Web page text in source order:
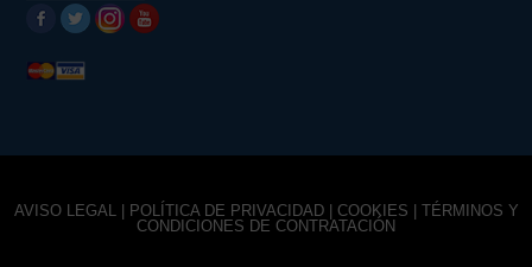
AVISO LEGAL| POLÍTICA DE PRIVACIDAD| COOKIES
TÉRMINOS Y
CONDICIONES DE CONTRATACIÓN